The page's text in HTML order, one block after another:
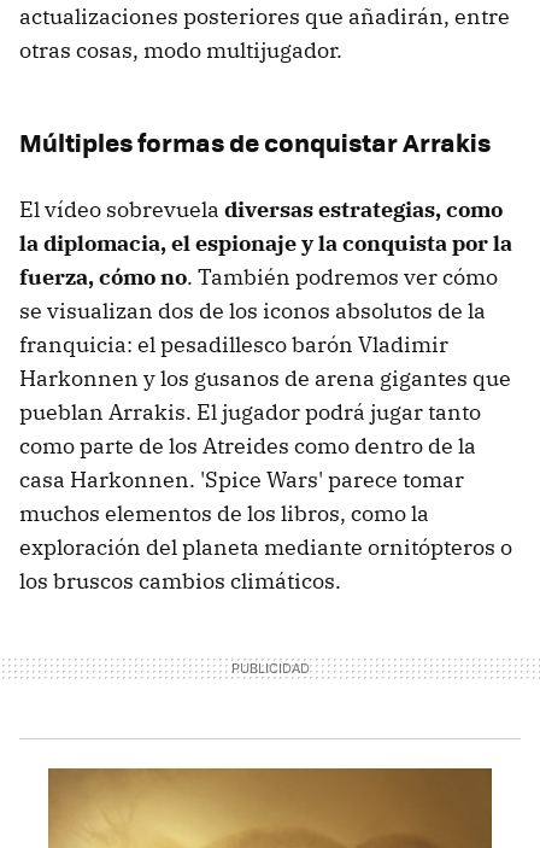
actualizaciones posteriores que añadirán, entre
otras cosas, modo multijugador.
Múltiples formas de conquistar Arrakis
El vídeo sobrevuela diversas estrategias, como
la diplomacia, el espionaje y la conquista por la
fuerza, cómo no. También podremos ver cómo
se visualizan dos de los iconos absolutos de la
franquicia: el pesadillesco barón Vladimir
Harkonnen y los gusanos de arena gigantes que
pueblan Arrakis. El jugador podrá jugar tanto
como parte de los Atreides como dentro de la
casa Harkonnen. 'Spice Wars' parece tomar
muchos elementos de los libros, como la
exploración del planeta mediante ornitópteros o
los bruscos cambios climáticos.